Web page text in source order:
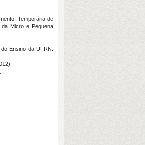
Temporária de
da Micro e Pequena
Ensino da UFRN.